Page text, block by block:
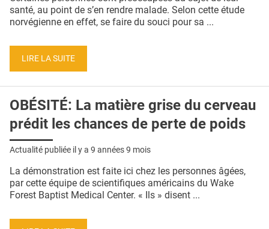
QUI SOMMES-NOUS ?
CONDITIONS GÉNÉRALES
CRÉDITS
santé, au point de s’en rendre malade. Selon cette étude
norvégienne en effet, se faire du souci pour sa ...
LIRE LA SUITE
OBÉSITÉ: La matière grise du cerveau
prédit les chances de perte de poids
Actualité publiée il y a 9 années 9 mois
La démonstration est faite ici chez les personnes âgées,
par cette équipe de scientifiques américains du Wake
Forest Baptist Medical Center. « Ils » disent ...